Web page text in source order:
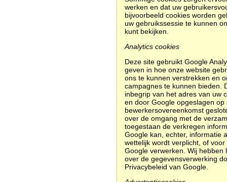
werken en dat uw
bijvoorbeeld cookies worden
uw gebruikssessie te kunnen
kunt bekijken.
Analytics cookies
Deze site gebruikt Google
geven in hoe onze website
ons te kunnen verstrekken en
campagnes te kunnen bieden.
inbegrip van het adres van uw
en door Google opgeslagen
bewerkersovereenkomst
over de omgang met de
toegestaan de verkregen
Google kan, echter, informatie
wettelijk wordt verplicht, of
Google verwerken. Wij
over de gegevensverwerking
Privacybeleid van Google.